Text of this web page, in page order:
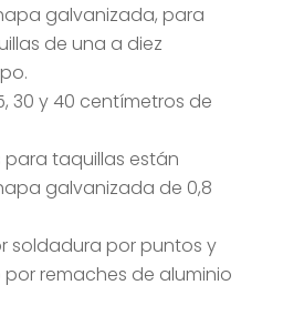
galvanizada, para
de una a diez
30 y 40 centímetros de
para taquillas están
galvanizada de 0,8
soldadura por puntos y
remaches de aluminio